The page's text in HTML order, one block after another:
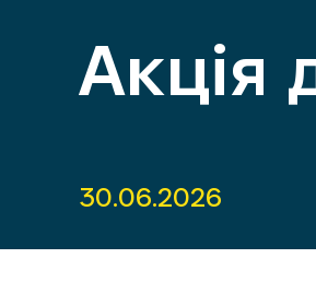
30.04.2026
Акція
30.06.2026